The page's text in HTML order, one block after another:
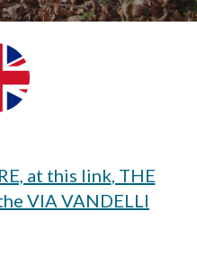
at this link, THE
VIA VANDELLI